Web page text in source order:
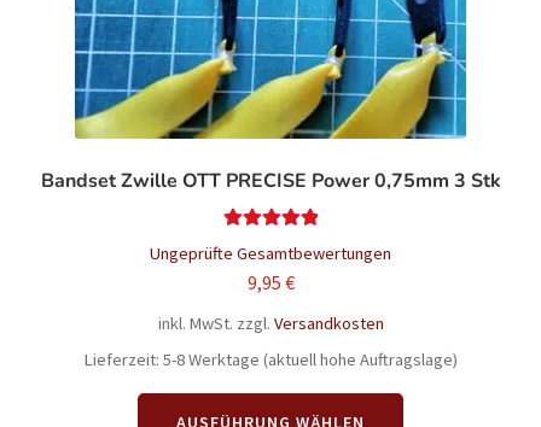
Bandset Zwille OTT PRECISE Power 0,75mm 3 Stk
Ungeprüfte Gesamtbewertungen
9,95 €
inkl. MwSt. zzgl. Versandkosten
Lieferzeit: 5-8 Werktage (aktuell hohe Auftragslage)
AUSFÜHRUNG WÄHLEN
Dieses